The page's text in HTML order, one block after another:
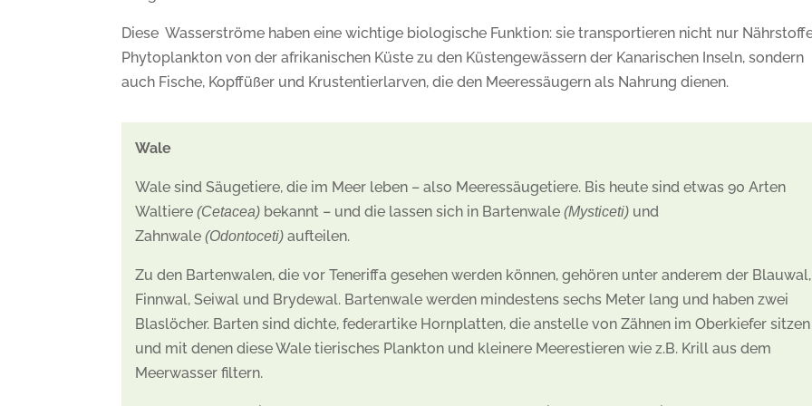
Diese Wasserströme haben eine wichtige biologische Funktion: sie transportieren nicht nur
Phytoplankton von der afrikanischen Küste zu den Küstengewässern der Kanarischen Inseln, sondern
auch Fische, Kopffüßer und Krustentierlarven, die den Meeressäugern als Nahrung dienen.
Wale
Wale sind Säugetiere, die im Meer leben – also Meeressäugetiere. Bis heute sind etwas 90 Arten
Waltiere (Cetacea) bekannt – und die lassen sich in Bartenwale (Mysticeti) und
Zahnwale(Odontoceti)aufteilen.
Zu den Bartenwalen, die vor Teneriffa gesehen werden können, gehören unter anderem der Blauwal,
Finnwal, Seiwal und Brydewal. Bartenwale werden mindestens sechs Meter lang und haben zwei
Blaslöcher. Barten sind dichte, federartike Hornplatten, die anstelle von Zähnen im Oberkiefer sitzen
und mit denen diese Wale tierisches Plankton und kleinere Meerestieren wie z.B. Krill aus dem
Meerwasser filtern.